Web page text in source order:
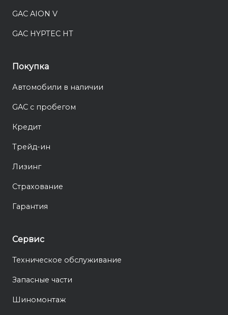
GAC AION V
GAC HYPTEC HT
Покупка
Автомобили в наличии
GAC с пробегом
Кредит
Трейд-ин
Лизинг
Страхование
Гарантия
Сервис
Техническое обслуживание
Запасные части
Шиномонтаж